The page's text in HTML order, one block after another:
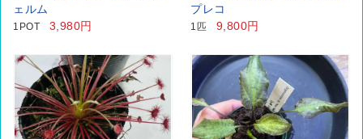
ェルム
1POT 3,980円
プレコ
1匹 9,800円